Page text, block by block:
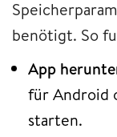
benötigt. So
App
für Android
starten.